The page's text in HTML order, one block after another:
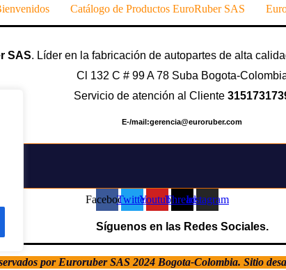
Catálogo de Productos EuroRuber SAS
SAS. Líder en la fabricación de autopartes de alta
Cl 132 C # 99 A 78 Suba Bogota-
Servicio de atención al Cliente
E-/mail:gerencia@euroruber.com
FacebookTwitterYoutubeThreadsInstagram
Síguenos en las Redes Sociales.
por Euroruber SAS 2024 Bogota-Colombia. Sitio